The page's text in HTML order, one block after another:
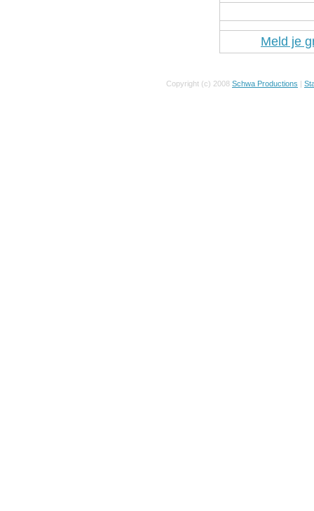
Meld je
Copyright (c) 2008 Schwa Productions |